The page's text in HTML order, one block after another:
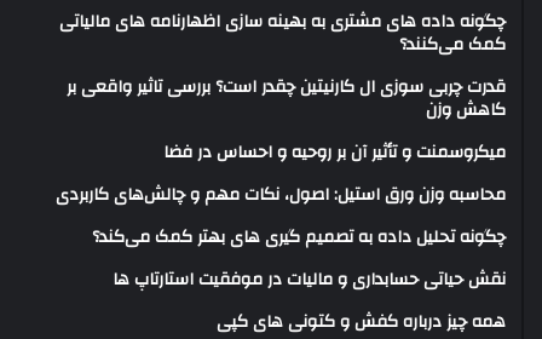
چگونه داده های مشتری به بهینه سازی اظهارنامه های مالیاتی
کمک می‌کنند؟
قدرت چربی سوزی ال کارنیتین چقدر است؟ بررسی تاثیر واقعی بر
کاهش وزن
میکروسمنت و تأثیر آن بر روحیه و احساس در فضا
محاسبه وزن ورق استیل: اصول، نکات مهم و چالش‌های کاربردی
چگونه تحلیل داده به تصمیم گیری های بهتر کمک می‌کند؟
نقش حیاتی حسابداری و مالیات در موفقیت استارتاپ ها
همه چیز درباره کفش و کتونی های کپی